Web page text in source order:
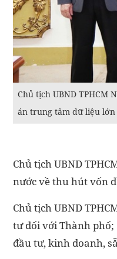
Chủ tịch UBND TPHCM
án trung tâm dữ liệu lớn
Chủ tịch UBND
nước về thu hút vốn
Chủ tịch UBND
tư đối với Thành
đầu tư, kinh doanh,